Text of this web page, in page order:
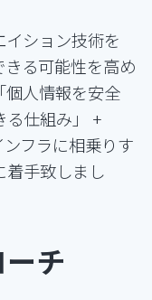
ション技術を
る可能性を高め
個人情報を安全
る仕組み」 +
ンフラに相乗りす
着手致しまし
チ